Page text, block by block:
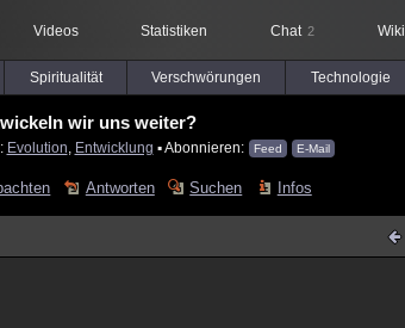
Videos Statistiken Chat 2 Wiki
Spiritualität Verschwörungen Technologie
wir uns weiter?
Evolution Entwicklung ▪ Abonnieren: Feed E-Mail
Antworten Suchen Infos